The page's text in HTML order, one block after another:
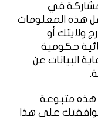
في
هذه المعلومات
ولايتك أو
حكومية
البيانات عن
متبوعة
على هذا